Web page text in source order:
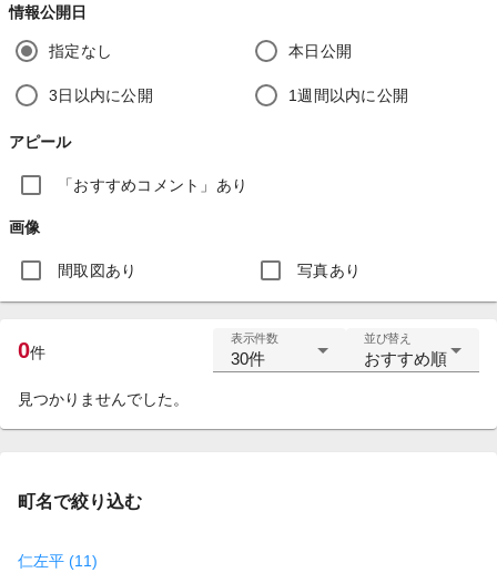
情報公開日
指定なし 本日公開
3日以内に公開 1週間以内に公開
アピール
「おすすめコメント」あり
画像
間取図あり 写真あり
0件
表示件数
30件
並び替え
おすすめ順
見つかりませんでした。
町名で絞り込む
仁左平 (11)